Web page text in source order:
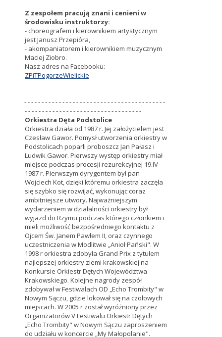
Z zespołem pracują znani i cenieni w
środowisku instruktorzy:
- choreografem i kierownikiem artystycznym
jest Janusz Przepióra,
- akompaniatorem i kierownikiem muzycznym
Maciej Ziobro.
Nasz adres na Facebooku:
ZPiTPogorzeWielickie
- - - - - - - - - - - - - - - - - - - - - - - - - - - - - - - - - - - - - - - - -
- - - - - - - - - - - - - - - - - - - - - - - - - - - - - - - - - -
Orkiestra Dęta Podstolice
Orkiestra działa od 1987 r. Jej założycielem jest
Czesław Gawor. Pomysł utworzenia orkiestry w
Podstolicach poparli proboszcz Jan Pałasz i
Ludwik Gawor. Pierwszy występ orkiestry miał
miejsce podczas procesji rezurekcyjnej 19.IV
1987 r. Pierwszym dyrygentem był pan
Wojciech Kot, dzięki któremu orkiestra zaczęła
się szybko się rozwijać, wykonując coraz
ambitniejsze utwory. Najważniejszym
wydarzeniem w działalności orkiestry był
wyjazd do Rzymu podczas którego członkiem i
mieli możliwość bezpośredniego kontaktu z
Ojcem Św. Janem Pawłem II, oraz czynnego
uczestniczenia w Modlitwie „Anioł Pański". W
1998 r orkiestra zdobyła Grand Prix z tytułem
najlepszej orkiestry ziemi krakowskiej na
Konkursie Orkiestr Dętych Województwa
Krakowskiego. Kolejne nagrody zespół
zdobywał w Festiwalach OD „Echo Trombity" w
Nowym Sączu, gdzie lokował się na czołowych
miejscach. W 2005 r został wyróżniony przez
Organizatorów V Festiwalu Orkiestr Dętych
„Echo Trombity" w Nowym Sączu zaproszeniem
do udziału w koncercie „My Małopolanie".